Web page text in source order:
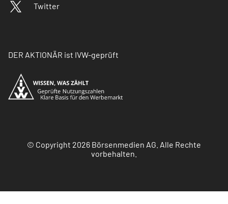
Twitter
DER AKTIONÄR ist IVW-geprüft
© Copyright 2026 Börsenmedien AG. Alle Rechte
vorbehalten.